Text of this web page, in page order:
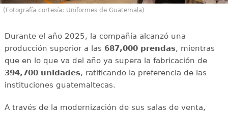
(Fotografía cortesía: Uniformes de Guatemala)
Durante el año 2025, la compañía alcanzó una
producción superior a las 687,000 prendas, mientras
que en lo que va del año ya supera la fabricación de
394,700 unidades, ratificando la preferencia de las
instituciones guatemaltecas.
A través de la modernización de sus salas de venta,